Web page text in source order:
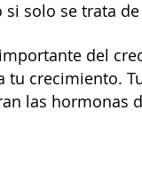
solo se trata
del
crecimiento.
las hormonas